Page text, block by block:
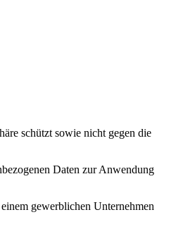
schützt sowie nicht gegen die
Daten zur Anwendung
gewerblichen Unternehmen